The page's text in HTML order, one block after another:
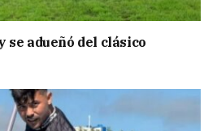
se adueñó del clásico